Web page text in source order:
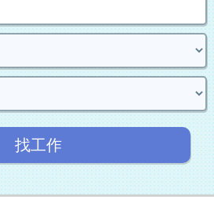
找工作